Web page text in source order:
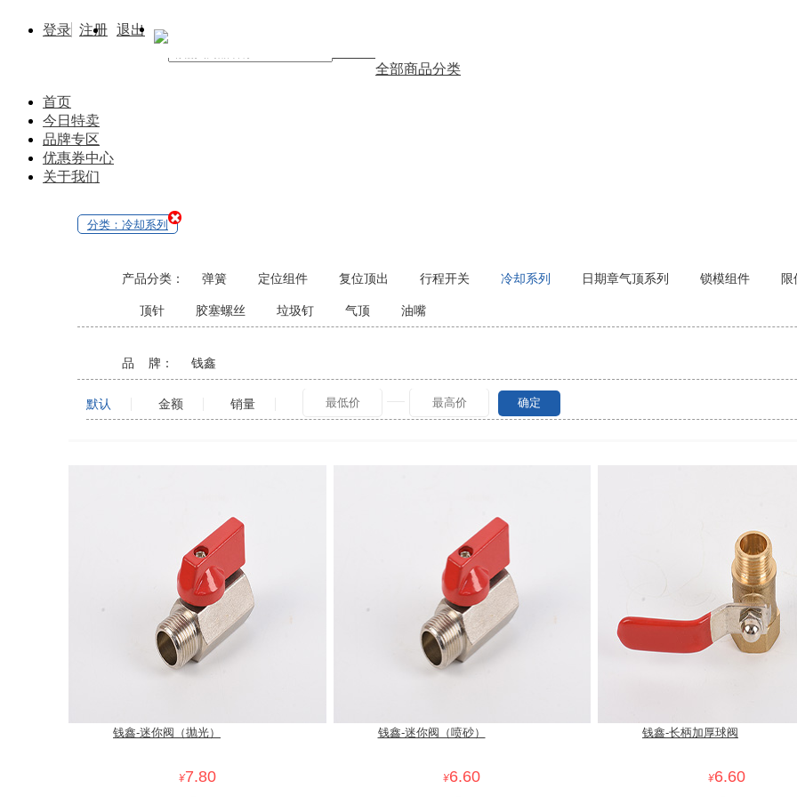
登录 注册 退出
全部商品分类
首页
今日特卖
品牌专区
优惠券中心
关于我们
分类：冷却系列
产品分类： 弹簧 定位组件 复位顶出 行程开关 冷却系列 日期章气顶系列 锁模组件
顶针 胶塞螺丝 垃圾钉 气顶 油嘴
品 牌： 钱鑫
默认 金额 销量 确定
钱鑫-迷你阀（抛光）
¥7.80
钱鑫-迷你阀（喷砂）
¥6.60
钱鑫-长柄加厚球阀
¥6.60